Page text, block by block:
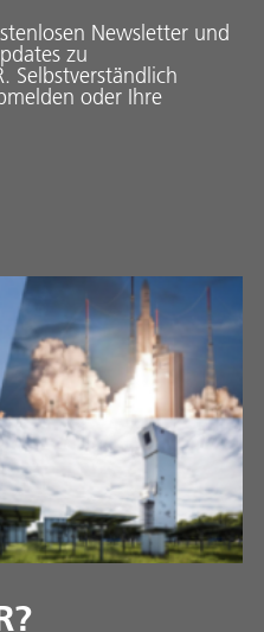
Newsletter und
zu
Selbstverständlich
oder Ihre